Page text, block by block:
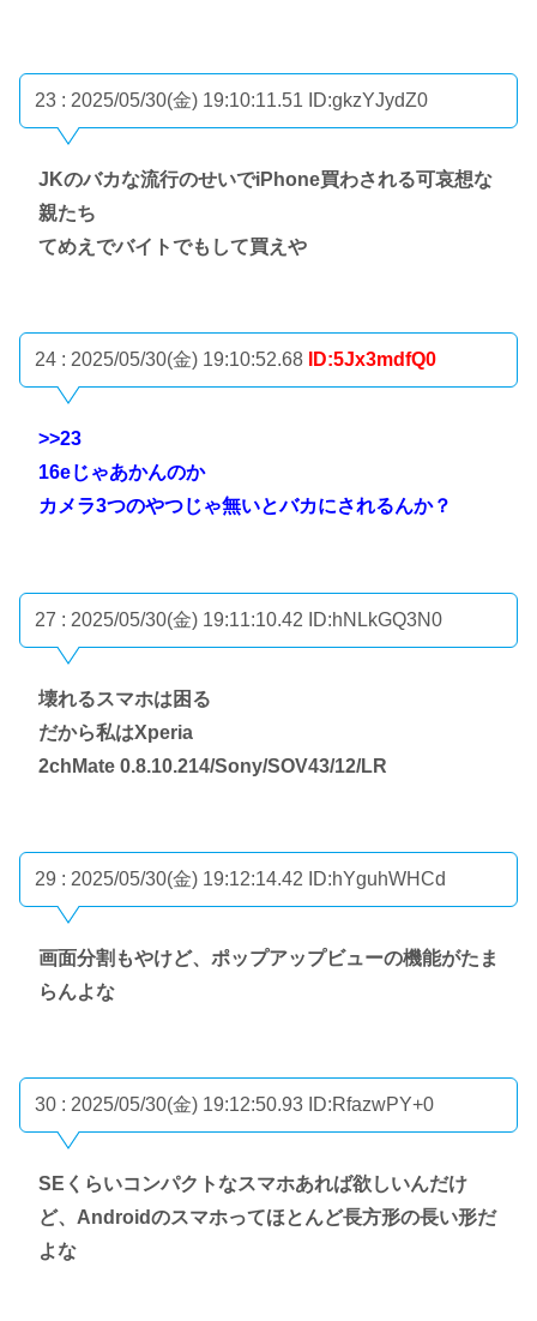
23 : 2025/05/30(金) 19:10:11.51 ID:gkzYJydZ0
JKのバカな流行のせいでiPhone買わされる可哀想な
親たち
てめえでバイトでもして買えや
24 : 2025/05/30(金) 19:10:52.68 ID:5Jx3mdfQ0
>>23
16eじゃあかんのか
カメラ3つのやつじゃ無いとバカにされるんか？
27 : 2025/05/30(金) 19:11:10.42 ID:hNLkGQ3N0
壊れるスマホは困る
だから私はXperia
2chMate 0.8.10.214/Sony/SOV43/12/LR
29 : 2025/05/30(金) 19:12:14.42 ID:hYguhWHCd
画面分割もやけど、ポップアップビューの機能がたま
らんよな
30 : 2025/05/30(金) 19:12:50.93 ID:RfazwPY+0
SEくらいコンパクトなスマホあれば欲しいんだけ
ど、Androidのスマホってほとんど長方形の長い形だ
よな